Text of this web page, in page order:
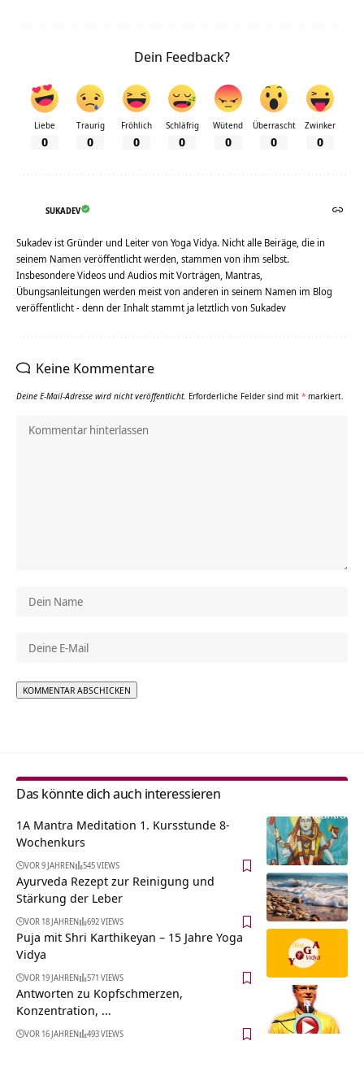
Dein Feedback?
Liebe
0
Traurig
0
Fröhlich
0
Schläfrig
0
Wütend
0
Überrascht
0
Zwinker
0
SUKADEV
Sukadev ist Gründer und Leiter von Yoga Vidya. Nicht alle Beiräge, die in
seinem Namen veröffentlicht werden, stammen von ihm selbst.
Insbesondere Videos und Audios mit Vorträgen, Mantras,
Übungsanleitungen werden meist von anderen in seinem Namen im Blog
veröffentlicht - denn der Inhalt stammt ja letztlich von Sukadev
Keine Kommentare
Deine E-Mail-Adresse wird nicht veröffentlicht. Erforderliche Felder sind mit * markiert.
Das könnte dich auch interessieren
1A Mantra Meditation 1. Kursstunde 8-
Wochenkurs
VOR 9 JAHREN 545 VIEWS
Ayurveda Rezept zur Reinigung und
Stärkung der Leber
VOR 18 JAHREN 692 VIEWS
Puja mit Shri Karthikeyan – 15 Jahre Yoga
Vidya
VOR 19 JAHREN 571 VIEWS
Antworten zu Kopfschmerzen,
Konzentration, …
VOR 16 JAHREN 493 VIEWS